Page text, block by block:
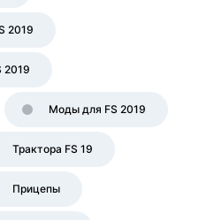
2019
2019
Моды для FS 2019
Трактора FS 19
Прицепы